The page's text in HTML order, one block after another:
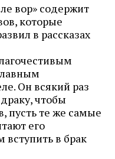
вор» содержит
которые
в рассказах
Он всякий раз
чтобы
пусть те же самые
его
в брак